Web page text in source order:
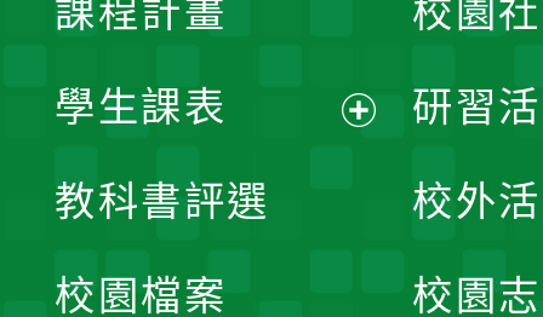
課程計畫
學生課表
教科書評選
校園檔案
校園
研習
校外
校園